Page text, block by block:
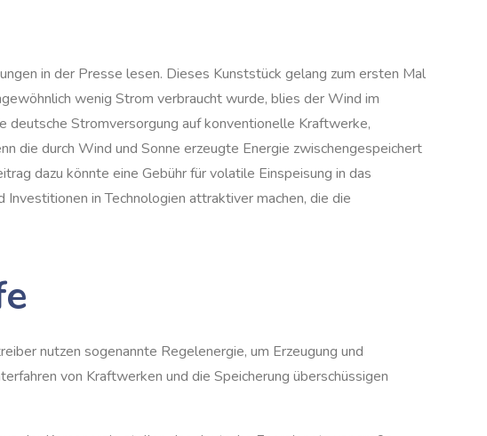
in der Presse lesen. Dieses Kunststück gelang zum ersten Mal
wenig Strom verbraucht wurde, blies der Wind im
deutsche Stromversorgung auf konventionelle Kraftwerke,
die durch Wind und Sonne erzeugte Energie zwischengespeichert
dazu könnte eine Gebühr für volatile Einspeisung in das
in Technologien attraktiver machen, die die
nutzen sogenannte Regelenergie, um Erzeugung und
von Kraftwerken und die Speicherung überschüssigen